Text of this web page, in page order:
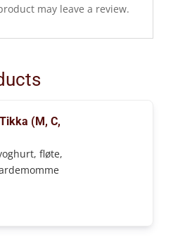
may leave a review.
(M, C,
fløte,